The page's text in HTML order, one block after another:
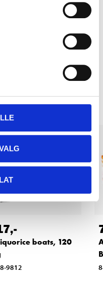
also bought
,-
boats, 120
9812